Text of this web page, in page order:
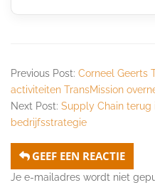
Previous Post: Corneel Geerts
activiteiten TransMission
Next Post: Supply Chain terug
bedrijfsstrategie
GEEF EEN REACTIE
Je e-mailadres wordt niet